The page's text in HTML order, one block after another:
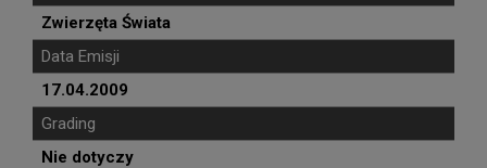
Zwierzęta Świata
Data Emisji
17.04.2009
Grading
Nie dotyczy